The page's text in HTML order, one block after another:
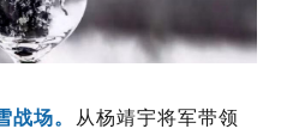
战场。
从杨靖宇将军带领